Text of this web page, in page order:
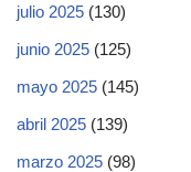
julio 2025 (130)
junio 2025 (125)
mayo 2025 (145)
abril 2025 (139)
marzo 2025 (98)